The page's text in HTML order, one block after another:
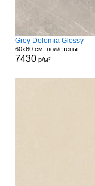
Grey Dolomia Glossy
60x60 см, пол/стены
7430 р/м²